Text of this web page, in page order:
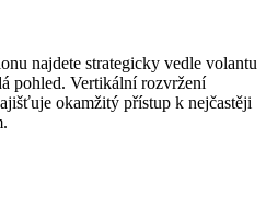
najdete strategicky vedle volantu
pohled. Vertikální rozvržení
okamžitý přístup k nejčastěji